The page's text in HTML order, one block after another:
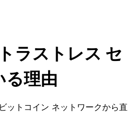
ラストレス セ
る理由
ットコイン ネットワークから直